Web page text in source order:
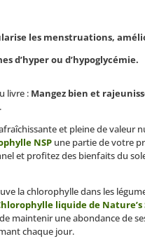
les menstruations,
d’hyper ou d’hypoglycémie.
livre : Mangez bien et
et pleine de valeur
NSPune partie de votre
et profitez des bienfaits du
la chlorophylle dans les
liquide de Nature’s
de maintenir une abondance de
chaque jour.